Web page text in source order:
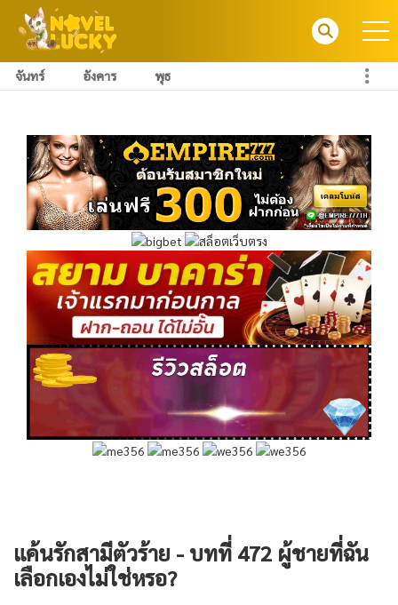
จันทร์ อังคาร พุธ
แค้นรักสามีตัวร้าย - บทที่ 472 ผู้ชายที่ฉัน
เลือกเองไม่ใช่หรอ?